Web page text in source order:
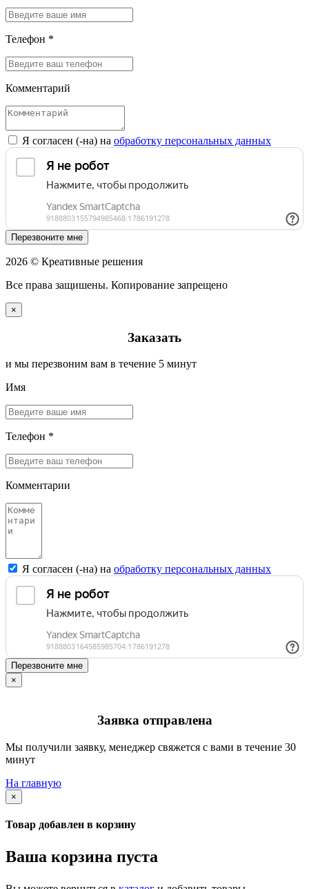
Телефон *
Комментарий
Я согласен (-на) на обработку персональных данных
Перезвоните мне
2026 © Креативные решения
Все права защишены. Копирование запрещено
×
Заказать
и мы перезвоним вам в течение 5 минут
Имя
Телефон *
Комментарии
Я согласен (-на) на обработку персональных данных
Перезвоните мне
×
Заявка отправлена
Мы получили заявку, менеджер свяжется с вами в течение 30
минут
На главную
×
Товар добавлен в корзину
Ваша корзина пуста